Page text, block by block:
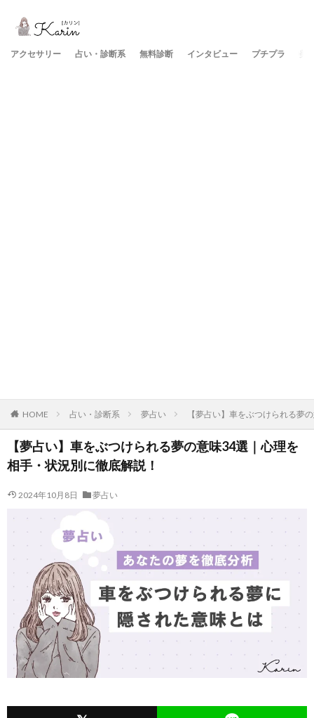
アクセサリー 占い・診断系 無料診断 インタビュー プチプラ
HOME 占い・診断系 夢占い 【夢占い】車をぶつけられる夢
【夢占い】車をぶつけられる夢の意味34選｜心理を
相手・状況別に徹底解説！
2024年10月8日 夢占い